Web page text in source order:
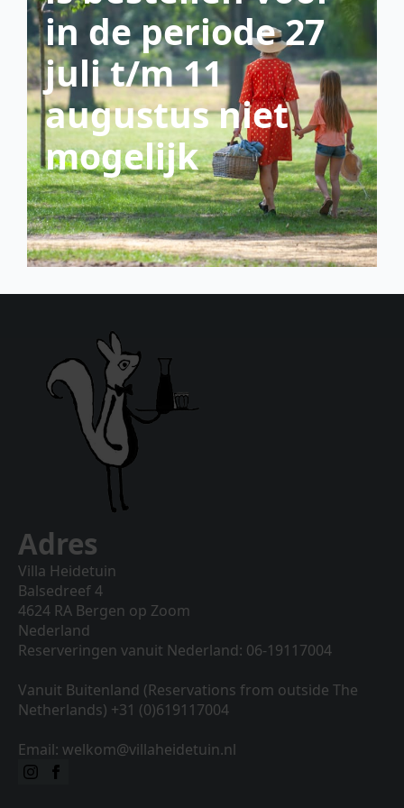
scroll down
Adres
Villa Heidetuin
Balsedreef 4
4624 RA Bergen op Zoom
Nederland
Reserveringen vanuit Nederland: 06-19117004
Vanuit Buitenland (Reservations from outside The
Netherlands) +31 (0)619117004
Email: welkom@villaheidetuin.nl
in de periode 27
juli t/m 11
augustus niet
mogelijk